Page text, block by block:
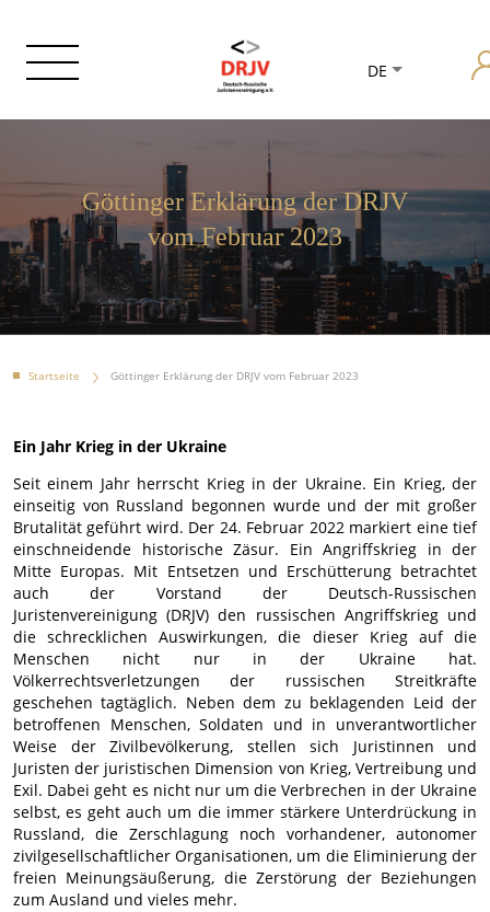
DE
Göttinger Erklärung der DRJV
vom Februar 2023
Startseite Göttinger Erklärung der DRJV vom Februar 2023
Ein Jahr Krieg in der Ukraine
Seit einem Jahr herrscht Krieg in der Ukraine. Ein Krieg, der
einseitig von Russland begonnen wurde und der mit großer
Brutalität geführt wird. Der 24. Februar 2022 markiert eine tief
einschneidende historische Zäsur. Ein Angriffskrieg in der
Mitte Europas. Mit Entsetzen und Erschütterung betrachtet
auch der Vorstand der Deutsch-Russischen
Juristenvereinigung (DRJV) den russischen Angriffskrieg und
die schrecklichen Auswirkungen, die dieser Krieg auf die
Menschen nicht nur in der Ukraine hat.
Völkerrechtsverletzungen der russischen Streitkräfte
geschehen tagtäglich. Neben dem zu beklagenden Leid der
betroffenen Menschen, Soldaten und in unverantwortlicher
Weise der Zivilbevölkerung, stellen sich Juristinnen und
Juristen der juristischen Dimension von Krieg, Vertreibung und
Exil. Dabei geht es nicht nur um die Verbrechen in der Ukraine
selbst, es geht auch um die immer stärkere Unterdrückung in
Russland, die Zerschlagung noch vorhandener, autonomer
zivilgesellschaftlicher Organisationen, um die Eliminierung der
freien Meinungsäußerung, die Zerstörung der Beziehungen
zum Ausland und vieles mehr.